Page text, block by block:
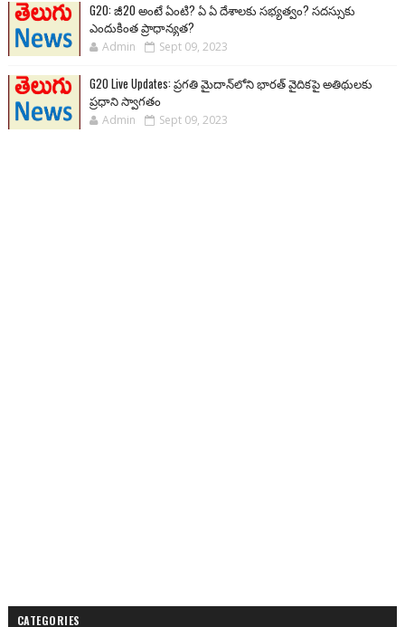
G20: జీ20 అంటే ఏంటి? ఏ ఏ దేశాలకు సభ్యత్వం? సదస్సుకు
ఎందుకింత ప్రాధాన్యత?
Admin Sept 09, 2023
G20 Live Updates: ప్రగతి మైదాన్‌లోని భారత్ వైదికపై అతిథులకు
ప్రధాని స్వాగతం
Admin Sept 09, 2023
CATEGORIES